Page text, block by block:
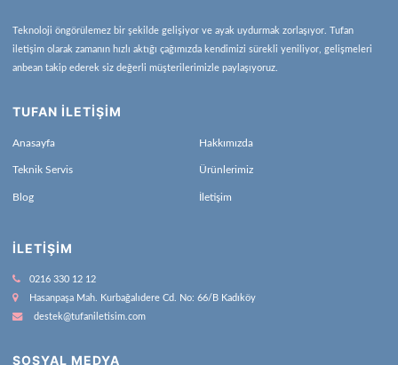
Teknoloji öngörülemez bir şekilde gelişiyor ve ayak uydurmak zorlaşıyor. Tufan
iletişim olarak zamanın hızlı aktığı çağımızda kendimizi sürekli yeniliyor, gelişmeleri
anbean takip ederek siz değerli müşterilerimizle paylaşıyoruz.
TUFAN İLETİŞİM
Anasayfa Hakkımızda
Teknik Servis Ürünlerimiz
Blog İletişim
İLETIŞIM
0216 330 12 12
Hasanpaşa Mah. Kurbağalıdere Cd. No: 66/B Kadıköy
destek@tufaniletisim.com
SOSYAL MEDYA